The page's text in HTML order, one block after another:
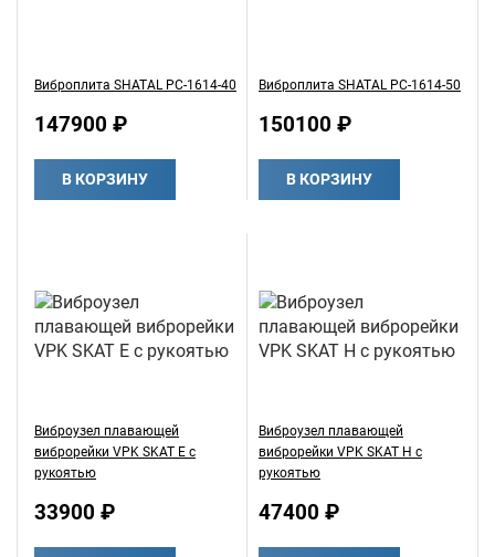
Виброплита SHATAL PC-1614-40
147900 ₽
В КОРЗИНУ
Виброплита SHATAL PC-1614-50
150100 ₽
В КОРЗИНУ
Виброузел плавающей
виброрейки VPK SKAT E с
рукоятью
33900 ₽
Виброузел плавающей
виброрейки VPK SKAT H с
рукоятью
47400 ₽